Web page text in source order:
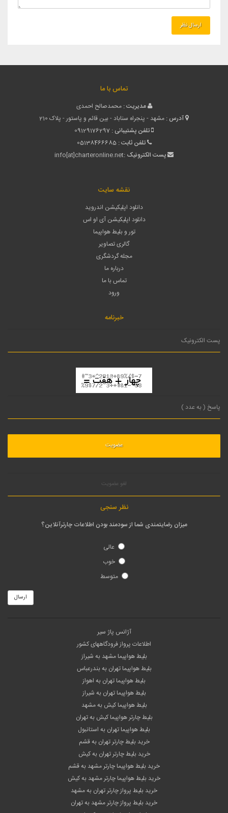
تماس با ما
مدیریت : محمدصالح احمدی
آدرس : مشهد - پنجراه سناباد - بین قائم و پاستور - پلاک 210
تلفن پشتیبانی : 09129176297
تلفن ثابت : 05138466685
پست الکترونیک :info[at]charteronline.net
نقشه سایت
دانلود اپلیکیشن اندروید
دانلود اپلیکیشن آی او اس
تور و بلیط هواپیما
گالری تصاویر
مجله گردشگری
درباره ما
تماس با ما
ورود
خبرنامه
لغو عضویت
نظر سنجی
میزان رضایتمندی شما از سودمند بودن اطلاعات چارترآنلاین؟
عالی
خوب
متوسط
ارسال
آژانس پاژ سیر
اطلاعات پرواز فرودگاههای کشور
بلیط هواپیما مشهد به شیراز
بلیط هواپیما تهران به بندرعباس
بلیط هواپیما تهران به اهواز
بلیط هواپیما تهران به شیراز
بلیط هواپیما کیش به مشهد
بلیط چارتر هواپیما کیش به تهران
بلیط هواپیما تهران به استانبول
خرید بلیط چارتر تهران به قشم
خرید بلیط چارتر تهران به کیش
خرید بلیط هواپیما چارتر مشهد به قشم
خرید بلیط هواپیما چارتر مشهد به کیش
خرید بلیط پرواز چارتر تهران به مشهد
خرید بلیط پرواز چارتر مشهد به تهران